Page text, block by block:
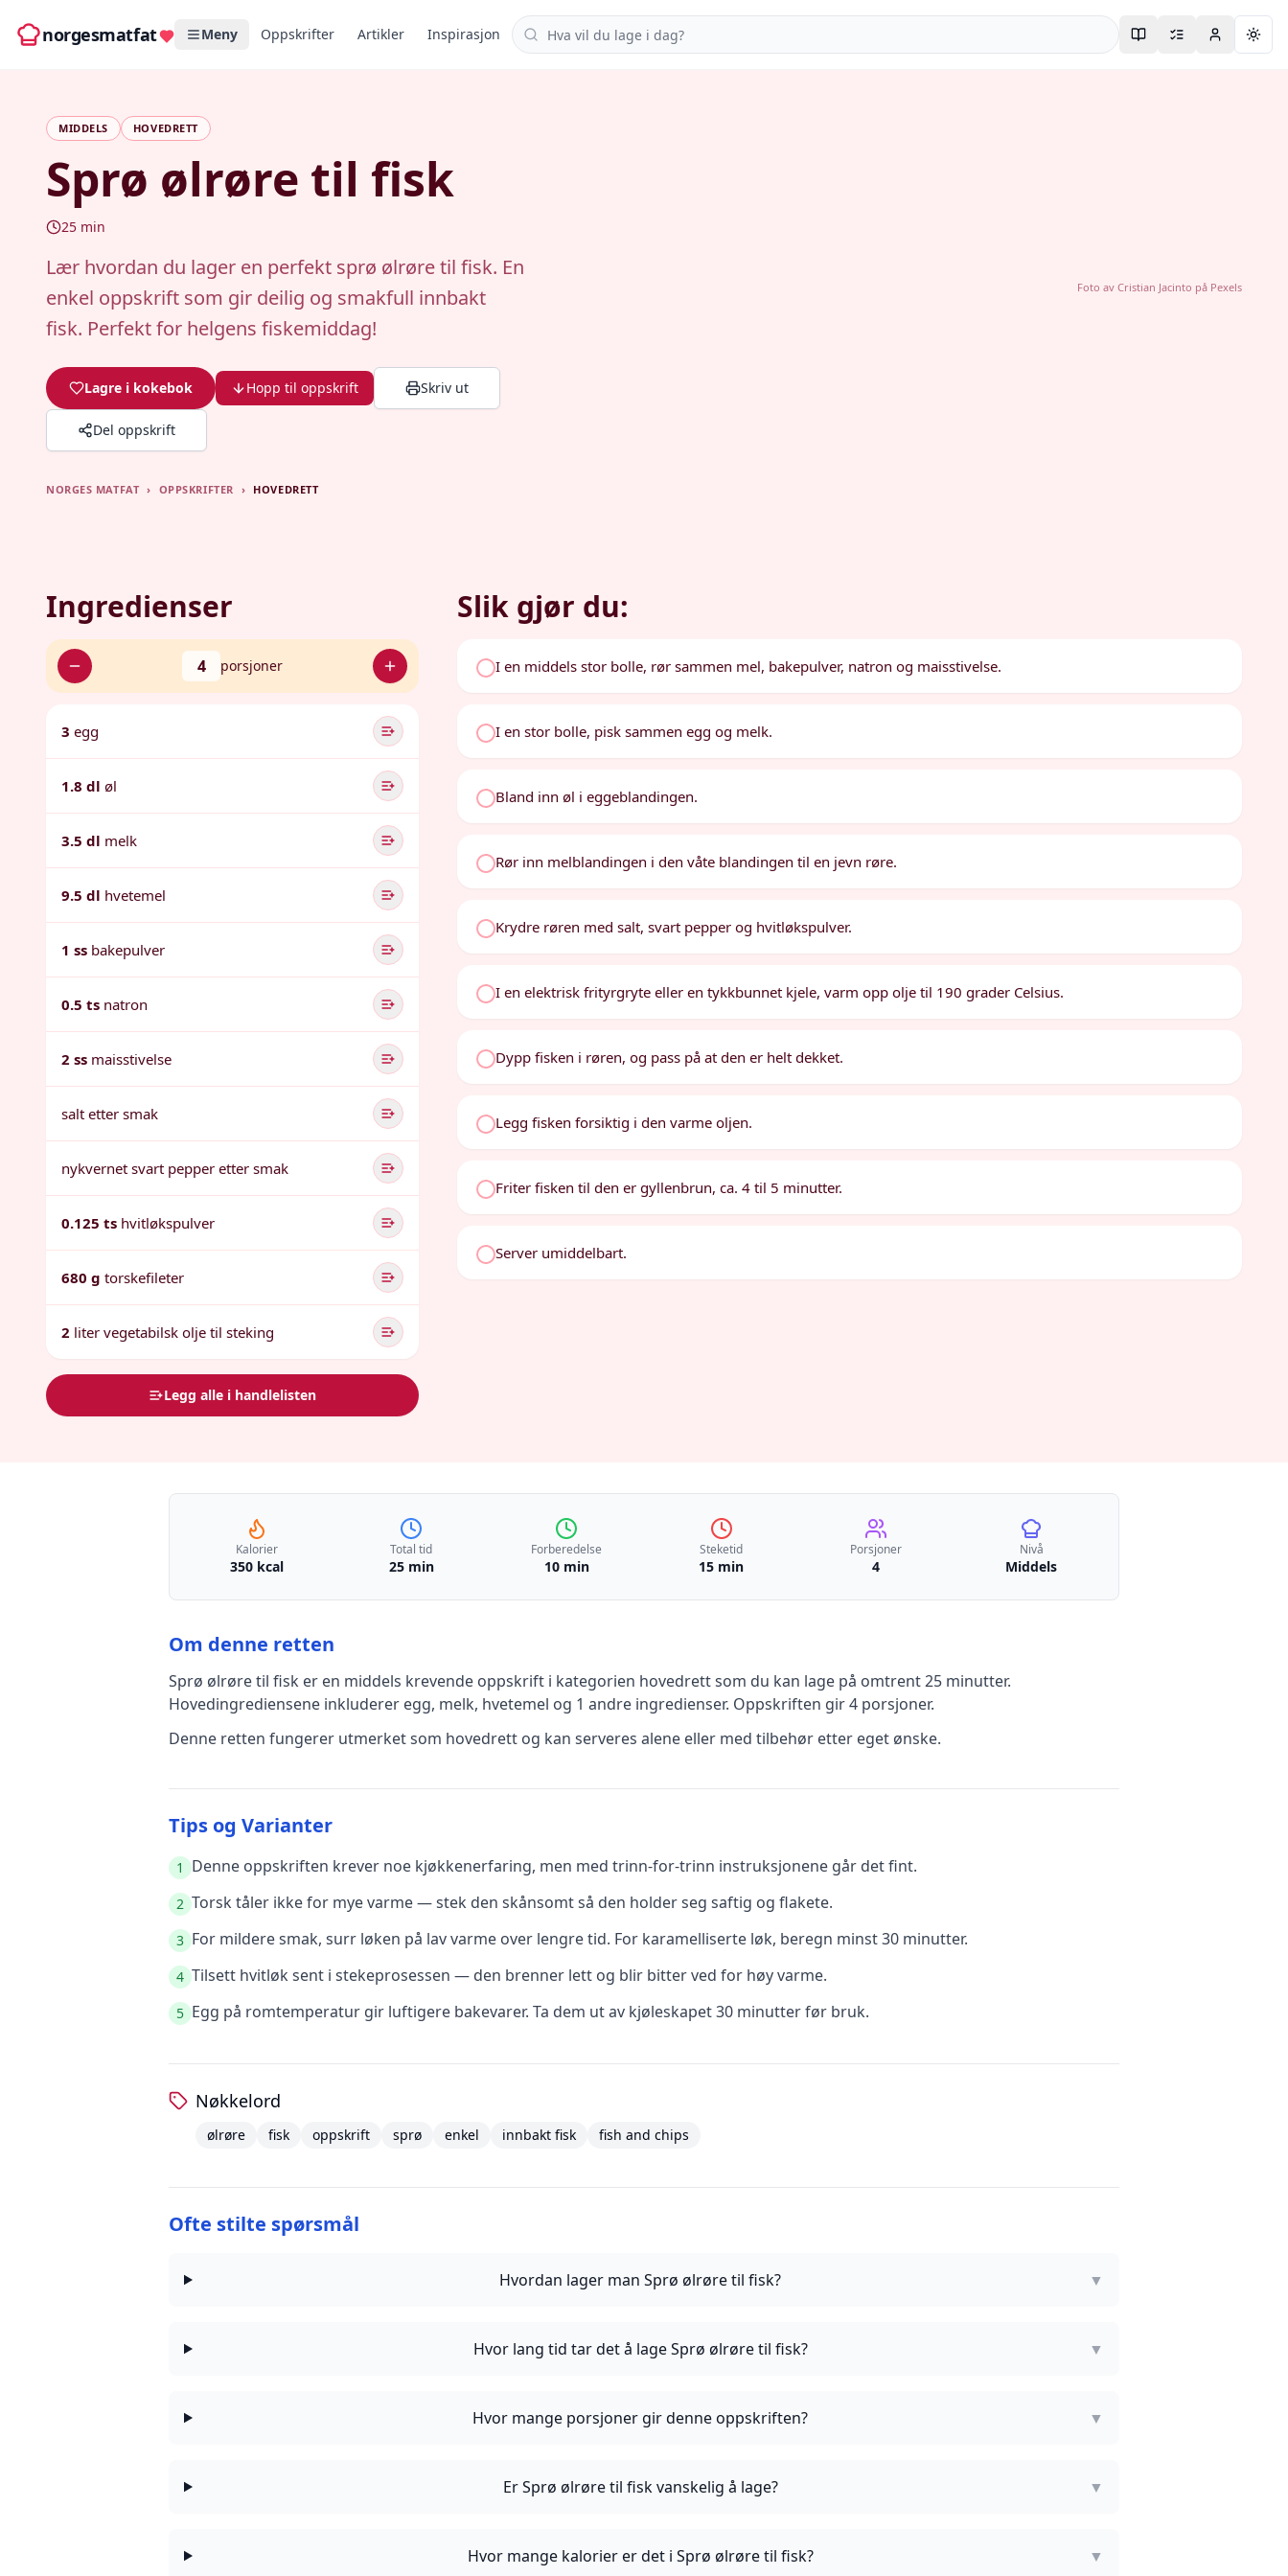
norgesmatfat Meny Oppskrifter Artikler Inspirasjon Søk i oppskrifter
MIDDELS HOVEDRETT
Sprø ølrøre til fisk
25 min
Lær hvordan du lager en perfekt sprø ølrøre til fisk. En
enkel oppskrift som gir deilig og smakfull innbakt
fisk. Perfekt for helgens fiskemiddag!
Lagre i kokebok Hopp til oppskrift Skriv ut
Del oppskrift
Foto av Cristian Jacinto på Pexels
NORGES MATFAT › OPPSKRIFTER › HOVEDRETT
Ingredienser
4 porsjoner
3 egg
1.8 dl øl
3.5 dl melk
9.5 dl hvetemel
1 ss bakepulver
0.5 ts natron
2 ss maisstivelse
salt etter smak
nykvernet svart pepper etter smak
0.125 ts hvitløkspulver
680 g torskefileter
2 liter vegetabilsk olje til steking
Legg alle i handlelisten
Slik gjør du:
I en middels stor bolle, rør sammen mel, bakepulver, natron og maisstivelse.
I en stor bolle, pisk sammen egg og melk.
Bland inn øl i eggeblandingen.
Rør inn melblandingen i den våte blandingen til en jevn røre.
Krydre røren med salt, svart pepper og hvitløkspulver.
I en elektrisk frityrgryte eller en tykkbunnet kjele, varm opp olje til 190 grader Celsius.
Dypp fisken i røren, og pass på at den er helt dekket.
Legg fisken forsiktig i den varme oljen.
Friter fisken til den er gyllenbrun, ca. 4 til 5 minutter.
Server umiddelbart.
Kalorier
350 kcal
Total tid
25 min
Forberedelse
10 min
Steketid
15 min
Porsjoner
4
Nivå
Middels
Om denne retten
Sprø ølrøre til fisk er en middels krevende oppskrift i kategorien hovedrettsom du kan lage på omtrent 25 minutter.
Hovedingrediensene inkluderer egg, melk, hvetemel og 1 andre ingredienser. Oppskriften gir4 porsjoner.
Denne retten fungerer utmerket som hovedrett og kan serveres alene eller med tilbehør etter eget ønske.
Tips og Varianter
1 Denne oppskriften krever noe kjøkkenerfaring, men med trinn-for-trinn instruksjonene går det fint.
2 Torsk tåler ikke for mye varme — stek den skånsomt så den holder seg saftig og flakete.
3 For mildere smak, surr løken på lav varme over lengre tid. For karamelliserte løk, beregn minst 30 minutter.
4 Tilsett hvitløk sent i stekeprosessen — den brenner lett og blir bitter ved for høy varme.
5 Egg på romtemperatur gir luftigere bakevarer. Ta dem ut av kjøleskapet 30 minutter før bruk.
Nøkkelord
ølrøre fisk oppskrift sprø enkel innbakt fisk fish and chips
Ofte stilte spørsmål
Hvordan lager man Sprø ølrøre til fisk? ▼
Hvor lang tid tar det å lage Sprø ølrøre til fisk? ▼
Hvor mange porsjoner gir denne oppskriften? ▼
Er Sprø ølrøre til fisk vanskelig å lage? ▼
Hvor mange kalorier er det i Sprø ølrøre til fisk? ▼